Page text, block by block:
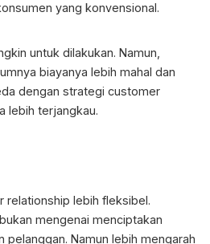
yang konvensional.
untuk dilakukan. Namun,
biayanya lebih mahal dan
dengan strategi customer
lebih terjangkau.
relationship lebih fleksibel.
mengenai menciptakan
pelanggan. Namun lebih mengarah